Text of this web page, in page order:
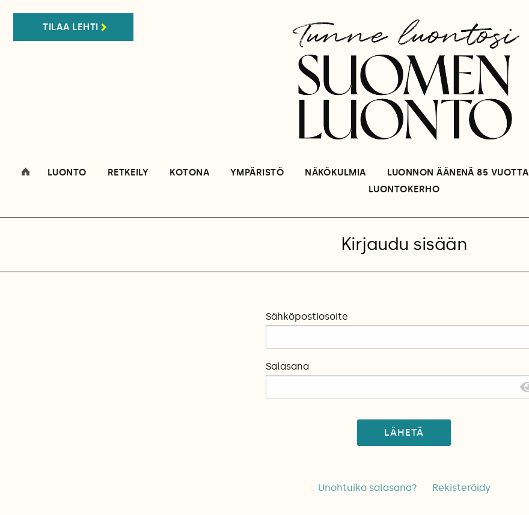
TILAA LEHTI
LUONTO RETKEILY KOTONA YMPÄRISTÖ NÄKÖKULMIA LUONNON ÄÄNENÄ 85 VUOTTA
LUONTOKERHO
Kirjaudu sisään
Sähköpostiosoite
Salasana
LÄHETÄ
Unohtuiko salasana? Rekisteröidy